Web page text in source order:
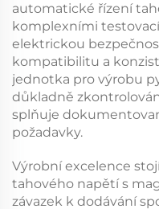
automatické řízení
komplexními
elektrickou
kompatibilitu a
jednotka pro výrobu
důkladně
splňuje
požadavky.
Výrobní excelence
tahového napětí s
závazek k dodávání